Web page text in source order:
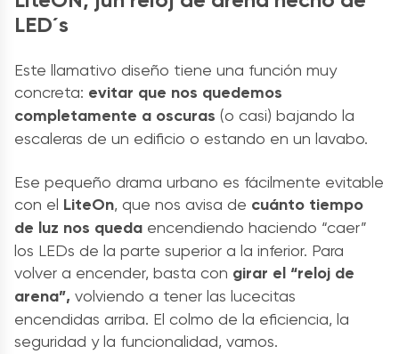
LED´s
Este llamativo diseño tiene una función muy
concreta: evitar que nos quedemos
completamente a oscuras (o casi) bajando la
escaleras de un edificio o estando en un lavabo.
Ese pequeño drama urbano es fácilmente evitable
con el LiteOn, que nos avisa de cuánto tiempo
de luz nos queda encendiendo haciendo “caer”
los LEDs de la parte superior a la inferior. Para
volver a encender, basta con girar el “reloj de
arena”, volviendo a tener las lucecitas
encendidas arriba. El colmo de la eficiencia, la
seguridad y la funcionalidad, vamos.